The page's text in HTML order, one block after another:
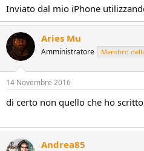
Inviato dal mio iPhone
Aries Mu
Amministratore Membro
14 Novembre 2016
di certo non quello che ho
Andrea85